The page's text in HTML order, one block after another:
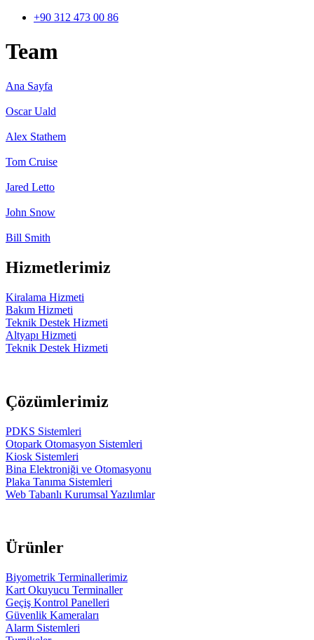
+90 312 473 00 86
Team
Ana Sayfa
Oscar Uald
Alex Stathem
Tom Cruise
Jared Letto
John Snow
Bill Smith
Hizmetlerimiz
Kiralama Hizmeti
Bakım Hizmeti
Teknik Destek Hizmeti
Altyapı Hizmeti
Teknik Destek Hizmeti
Çözümlerimiz
PDKS Sistemleri
Otopark Otomasyon Sistemleri
Kiosk Sistemleri
Bina Elektroniği ve Otomasyonu
Plaka Tanıma Sistemleri
Web Tabanlı Kurumsal Yazılımlar
Ürünler
Biyometrik Terminallerimiz
Kart Okuyucu Terminaller
Geçiş Kontrol Panelleri
Güvenlik Kameraları
Alarm Sistemleri